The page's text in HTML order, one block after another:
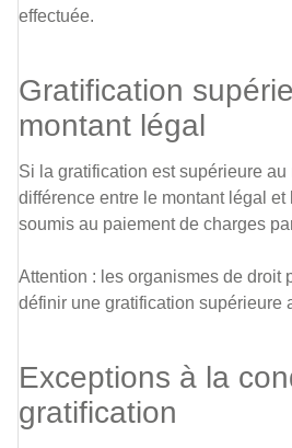
effectuée.
Gratification
montant légal
Si la gratification est supérieure au
différence entre le montant légal et
soumis au paiement de charges
Attention : les organismes de droit
définir une gratification supérieure
Exceptions à la
gratification